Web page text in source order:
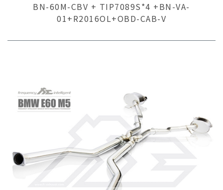
BN-60M-CBV + TIP7089S*4 +BN-VA-
01+R2016OL+OBD-CAB-V